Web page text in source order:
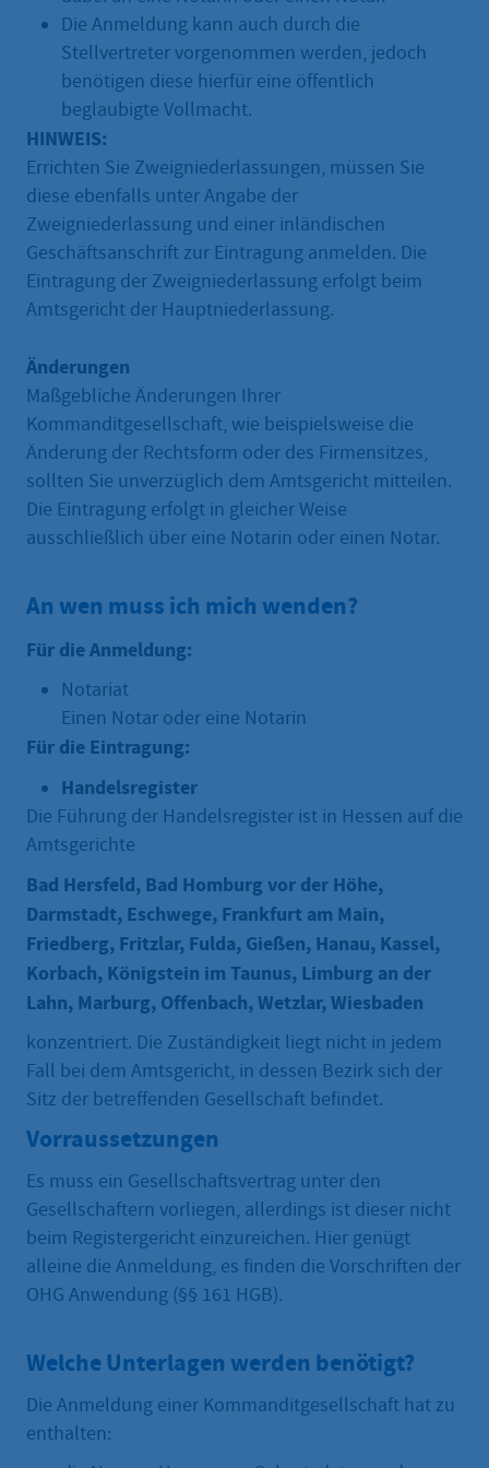
Die Anmeldung kann auch durch die
Stellvertreter vorgenommen werden, jedoch
benötigen diese hierfür eine öffentlich
beglaubigte Vollmacht.
HINWEIS:
Errichten Sie Zweigniederlassungen, müssen Sie
diese ebenfalls unter Angabe der
Zweigniederlassung und einer inländischen
Geschäftsanschrift zur Eintragung anmelden. Die
Eintragung der Zweigniederlassung erfolgt beim
Amtsgericht der Hauptniederlassung.
Änderungen
Maßgebliche Änderungen Ihrer
Kommanditgesellschaft, wie beispielsweise die
Änderung der Rechtsform oder des Firmensitzes,
sollten Sie unverzüglich dem Amtsgericht mitteilen.
Die Eintragung erfolgt in gleicher Weise
ausschließlich über eine Notarin oder einen Notar.
An wen muss ich mich wenden?
Für die Anmeldung:
Notariat
Einen Notar oder eine Notarin
Für die Eintragung:
Handelsregister
Die Führung der Handelsregister ist in Hessen auf die
Amtsgerichte
Bad Hersfeld, Bad Homburg vor der Höhe,
Darmstadt, Eschwege, Frankfurt am Main,
Friedberg, Fritzlar, Fulda, Gießen, Hanau, Kassel,
Korbach, Königstein im Taunus, Limburg an der
Lahn, Marburg, Offenbach, Wetzlar, Wiesbaden
konzentriert. Die Zuständigkeit liegt nicht in jedem
Fall bei dem Amtsgericht, in dessen Bezirk sich der
Sitz der betreffenden Gesellschaft befindet.
Vorraussetzungen
Es muss ein Gesellschaftsvertrag unter den
Gesellschaftern vorliegen, allerdings ist dieser nicht
beim Registergericht einzureichen. Hier genügt
alleine die Anmeldung, es finden die Vorschriften der
OHG Anwendung (§§ 161 HGB).
Welche Unterlagen werden benötigt?
Die Anmeldung einer Kommanditgesellschaft hat zu
enthalten: